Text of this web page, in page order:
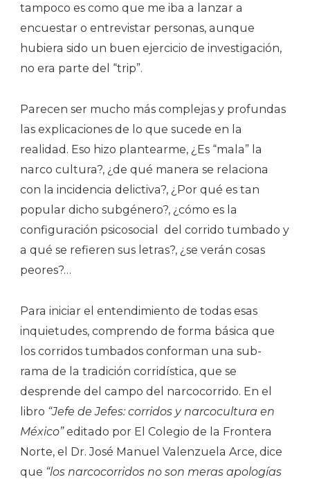
tampoco es como que me iba a lanzar a
encuestar o entrevistar personas, aunque
hubiera sido un buen ejercicio de investigación,
no era parte del “trip”.
Parecen ser mucho más complejas y profundas
las explicaciones de lo que sucede en la
realidad. Eso hizo plantearme, ¿Es “mala” la
narco cultura?, ¿de qué manera se relaciona
con la incidencia delictiva?, ¿Por qué es tan
popular dicho subgénero?, ¿cómo es la
configuración psicosocial
del corrido tumbado y
a qué se refieren sus letras?, ¿se verán cosas
peores?…
Para iniciar el entendimiento de todas esas
inquietudes, comprendo de forma básica que
los corridos tumbados conforman una sub-
rama de la tradición corridística, que se
desprende del campo del narcocorrido. En el
libro “Jefe de Jefes: corridos y narcocultura en
México”editado por El Colegio de la Frontera
Norte, el Dr. José Manuel Valenzuela Arce, dice
que “los narcocorridos no son meras apologías